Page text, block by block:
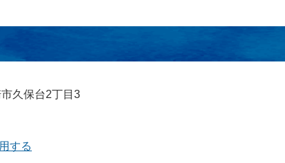
久保台2丁目3
する